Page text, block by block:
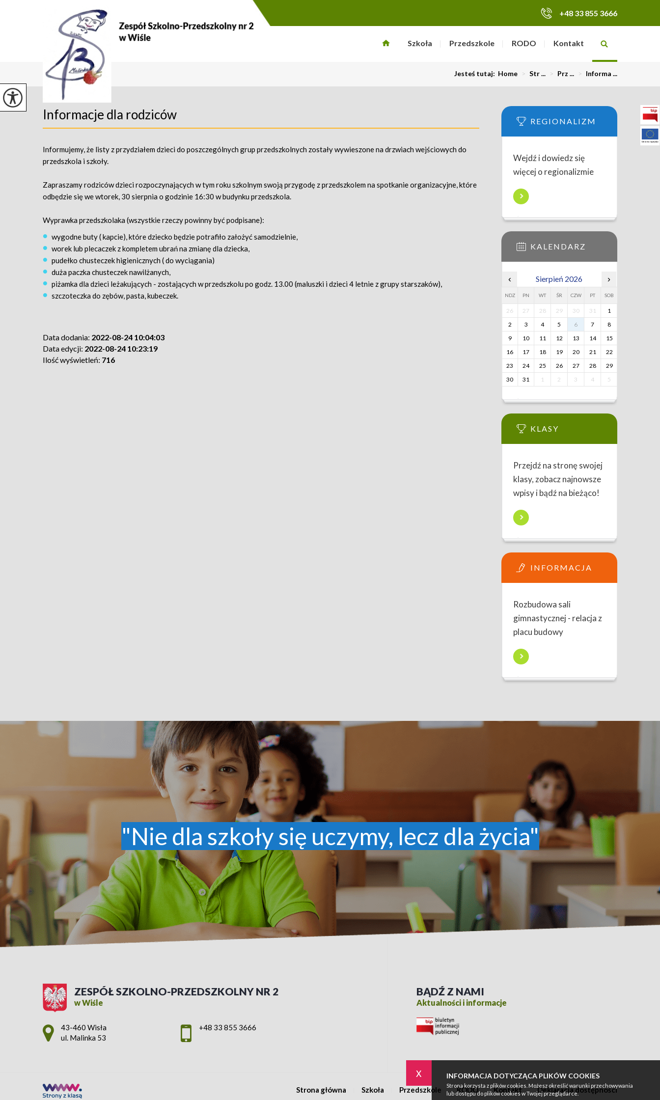
x INFORMACJA DOTYCZĄCA PLIKÓW COOKIES
Strona korzysta z plików cookies. Możesz określić warunki przechowywania
lub dostępu do plików cookies w Twojej przeglądarce.
+48 33 855 3666
Szkoła Przedszkole RODO Kontakt
Jesteś tutaj: Home > Str ... > Prz ... > Informa ...
Informacje dla rodziców
Informujemy, że listy z przydziałem dzieci do poszczególnych grup przedszkolnych zostały wywieszone na drzwiach wejściowych do
przedszkola i szkoły.
Zapraszamy rodziców dzieci rozpoczynających w tym roku szkolnym swoją przygodę z przedszkolem na spotkanie organizacyjne, które
odbędzie się we wtorek, 30 sierpnia o godzinie 16:30 w budynku przedszkola.
Wyprawka przedszkolaka (wszystkie rzeczy powinny być podpisane):
wygodne buty ( kapcie), które dziecko będzie potrafiło założyć samodzielnie,
worek lub plecaczek z kompletem ubrań na zmianę dla dziecka,
pudełko chusteczek higienicznych ( do wyciągania)
duża paczka chusteczek nawilżanych,
piżamka dla dzieci leżakujących - zostających w przedszkolu po godz. 13.00 (maluszki i dzieci 4 letnie z grupy starszaków),
szczoteczka do zębów, pasta, kubeczek.
Data dodania: 2022-08-24 10:04:03
Data edycji: 2022-08-24 10:23:19
Ilość wyświetleń: 716
REGIONALIZM
Wejdź i dowiedz się
więcej o regionalizmie
KALENDARZ
‹ Sierpień 2026 ›
NDZ PN WT ŚR CZW PT SOB
26 27 28 29 30 31
1
2
3 4 5 6 7
8
9
10 11 12 13 14
15
16
17 18 19 20 21
22
23
24 25 26 27 28
29
30
31 1 2 3 4 5
KLASY
Przejdź na stronę swojej
klasy, zobacz najnowsze
wpisy i bądź na bieżąco!
INFORMACJA
Rozbudowa sali
gimnastycznej - relacja z
placu budowy
"Nie dla szkoły się uczymy, lecz dla życia"
ZESPÓŁ SZKOLNO-PRZEDSZKOLNY NR 2
w Wiśle
Adres pocztowy:
43-460 Wisła
ul. Malinka 53
+48 33 855 3666
BĄDŹ Z NAMI
Aktualności i informacje
Strona główna Szkoła Przedszkole RODO Kontakt Deklaracja dostępności